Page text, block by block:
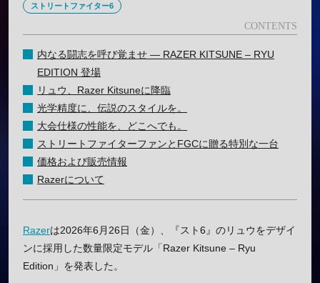
ストリートファイター6
内なる闘志を呼び覚ませ ― RAZER KITSUNE – RYU
EDITION 登場
リュウ、Razer Kitsuneに降臨
光学精度に、伝説のスタイルを。
大会仕様の性能を、どこへでも。
ストリートファイターファンとFGCに贈る特別な一台
価格および販売情報
Razerについて
Razerは2026年6月26日（金）、『スト6』のリュウをデザイ
ンに採用した数量限定モデル「Razer Kitsune – Ryu
Edition」を発表した。